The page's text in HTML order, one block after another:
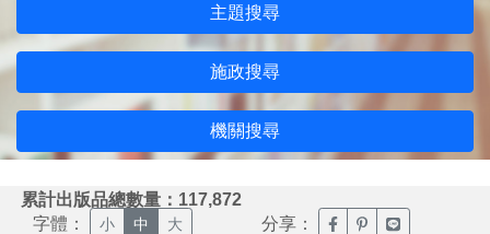
主題搜尋
施政搜尋
機關搜尋
累計出版品總數量：117,872
字體： 小 中 大 分享： 臉書分享(另開新視窗)
噗浪分享(另開新
Line分享(另